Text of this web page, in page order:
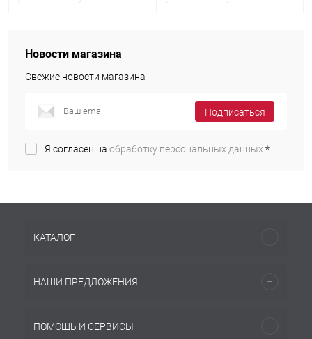
Новости магазина
Свежие новости магазина
Подписаться
Я согласен на обработку персональных данных. *
КАТАЛОГ
НАШИ ПРЕДЛОЖЕНИЯ
ПОМОЩЬ И СЕРВИСЫ